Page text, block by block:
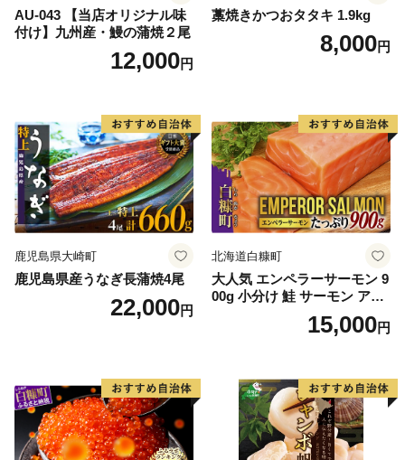
AU-043 【当店オリジナル味
付け】九州産・鰻の蒲焼２尾
12,000円
藁焼きかつおタタキ 1.9kg
8,000円
鹿児島県大崎町
鹿児島県産うなぎ長蒲焼4尾
22,000円
北海道白糠町
大人気 エンペラーサーモン 9
00g 小分け 鮭 サーモン アト
ランティックサーモン 水産
庁長官賞 受賞 さけ シャケ し
満足 美味しい 贈答 生食用 刺
身 お刺身 刺し身 魚介類 海鮮
冷凍 厚切り 薄切り ふるさと
納税 ふるさとチョイス チョ
イス 北海道 白糠町
15,000円